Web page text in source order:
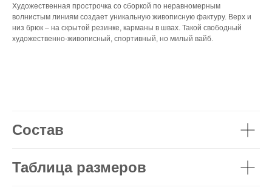
Художественная прострочка со сборкой по неравномерным
волнистым линиям создает уникальную живописную фактуру. Верх и
низ брюк – на скрытой резинке, карманы в швах. Такой свободный
художественно-живописный, спортивный, но милый вайб.
Состав
Таблица размеров